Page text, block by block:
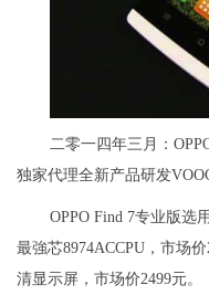
二零一四年三月：
独家代理全新产品研发
OPPO Find 7专业版选
最強芯8974ACCPU，市场
清显示屏，市场价2499元。